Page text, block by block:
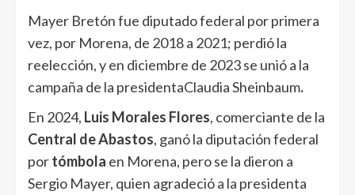
Mayer Bretón fue diputado federal por primera
vez, por Morena, de 2018 a 2021; perdió la
reelección, y en diciembre de 2023 se unió a la
campaña de la presidentaClaudia Sheinbaum.
En 2024, Luis Morales Flores, comerciante de la
Central de Abastos, ganó la diputación federal
portómbola en Morena, pero se la dieron a
Sergio Mayer, quien agradeció a la presidenta